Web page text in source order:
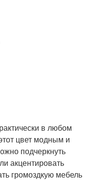
в любом
цвет модным и
подчеркнуть
акцентировать
громоздкую мебель